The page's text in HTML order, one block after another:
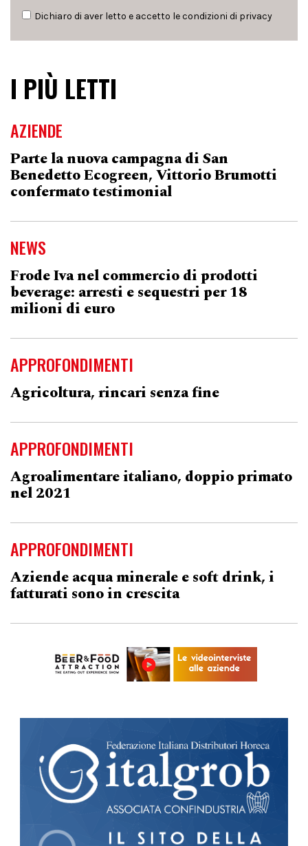
Dichiaro di aver letto e accetto le condizioni di privacy
I PIÙ LETTI
AZIENDE
Parte la nuova campagna di San
Benedetto Ecogreen, Vittorio Brumotti
confermato testimonial
NEWS
Frode Iva nel commercio di prodotti
beverage: arresti e sequestri per 18
milioni di euro
APPROFONDIMENTI
Agricoltura, rincari senza fine
APPROFONDIMENTI
Agroalimentare italiano, doppio primato
nel 2021
APPROFONDIMENTI
Aziende acqua minerale e soft drink, i
fatturati sono in crescita